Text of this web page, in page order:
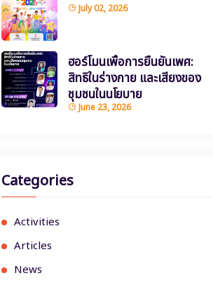
July 02, 2026
ฮอร์โมนเพื่อการยืนยันเพศ:
สิทธิในร่างกาย และเสียงของ
ชุมชนในนโยบาย
June 23, 2026
Categories
Activities
Articles
News